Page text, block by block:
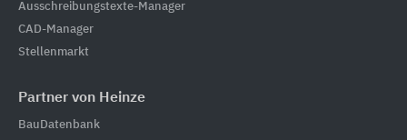
Ausschreibungstexte-Manager
CAD-Manager
Stellenmarkt
Partner von Heinze
BauDatenbank